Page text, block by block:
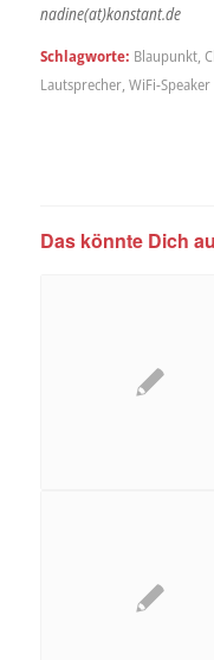
nadine(at)konstant.de
Schlagworte: Blaupunkt,
Lautsprecher, WiFi-Speaker
Das könnte Dich